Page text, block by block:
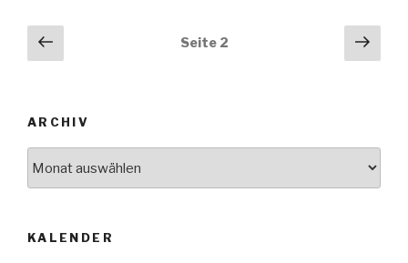
Beitragsnavigation
Seite
Seite 2
ARCHIV
KALENDER